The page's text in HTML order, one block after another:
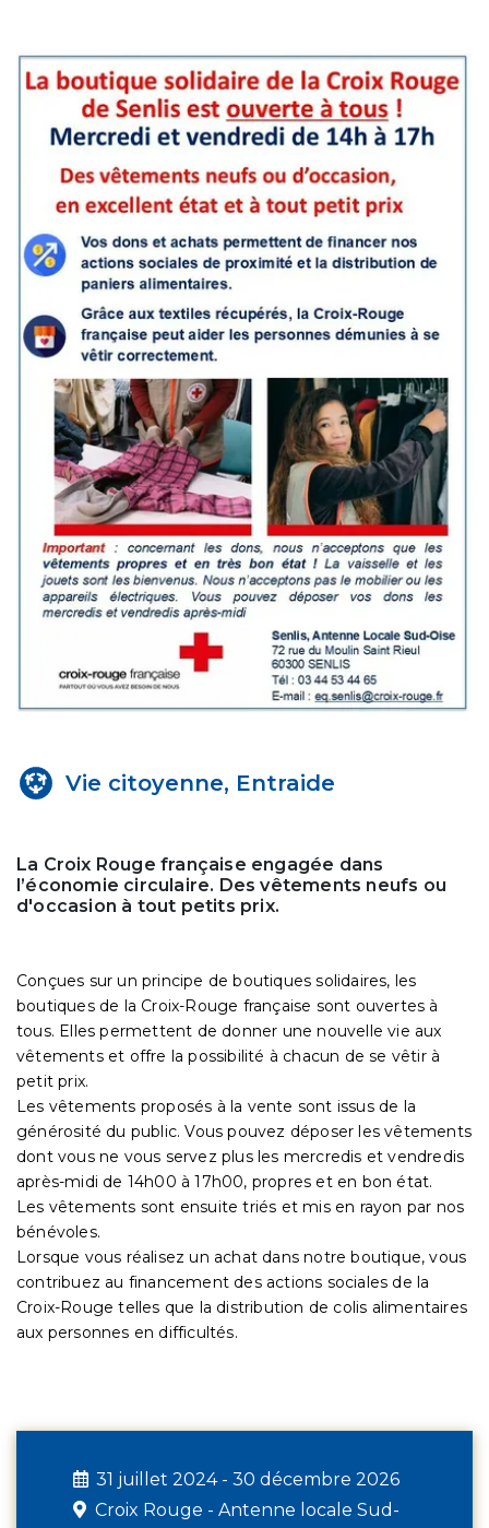
Vie citoyenne, Entraide
La Croix Rouge française engagée dans
l’économie circulaire. Des vêtements neufs ou
d'occasion à tout petits prix.
Conçues sur un principe de boutiques solidaires, les
boutiques de la Croix-Rouge française sont ouvertes à
tous. Elles permettent de donner une nouvelle vie aux
vêtements et offre la possibilité à chacun de se vêtir à
petit prix.
Les vêtements proposés à la vente sont issus de la
générosité du public. Vous pouvez déposer les vêtements
dont vous ne vous servez plus les mercredis et vendredis
après-midi de 14h00 à 17h00, propres et en bon état.
Les vêtements sont ensuite triés et mis en rayon par nos
bénévoles.
Lorsque vous réalisez un achat dans notre boutique, vous
contribuez au financement des actions sociales de la
Croix-Rouge telles que la distribution de colis alimentaires
aux personnes en difficultés.
31 juillet 2024 - 30 décembre 2026
Croix Rouge - Antenne locale Sud-